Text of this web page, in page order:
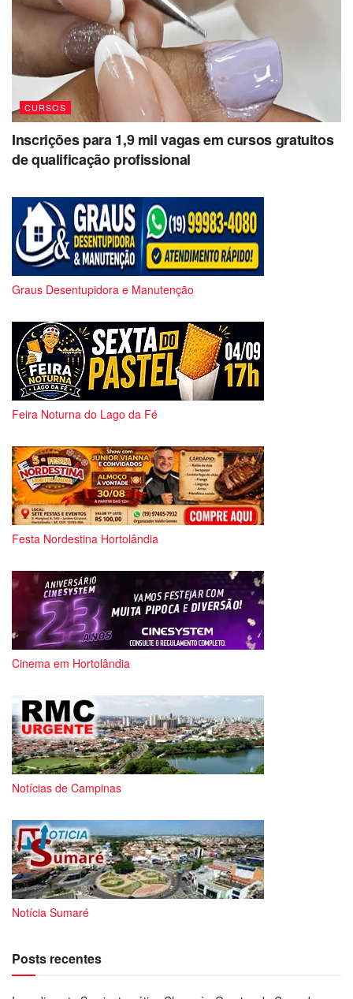
CURSOS
Inscrições para 1,9 mil vagas em cursos gratuitos
de qualificação profissional
Graus Desentupidora e Manutenção
Feira Noturna do Lago da Fé
Festa Nordestina Hortolândia
Cinema em Hortolândia
Notícias de Campinas
Notícia Sumaré
Posts recentes